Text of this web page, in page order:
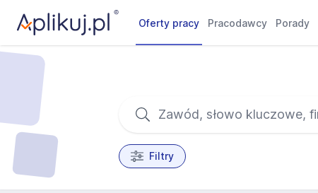
Oferty pracy Pracodawcy Porady
Filtry